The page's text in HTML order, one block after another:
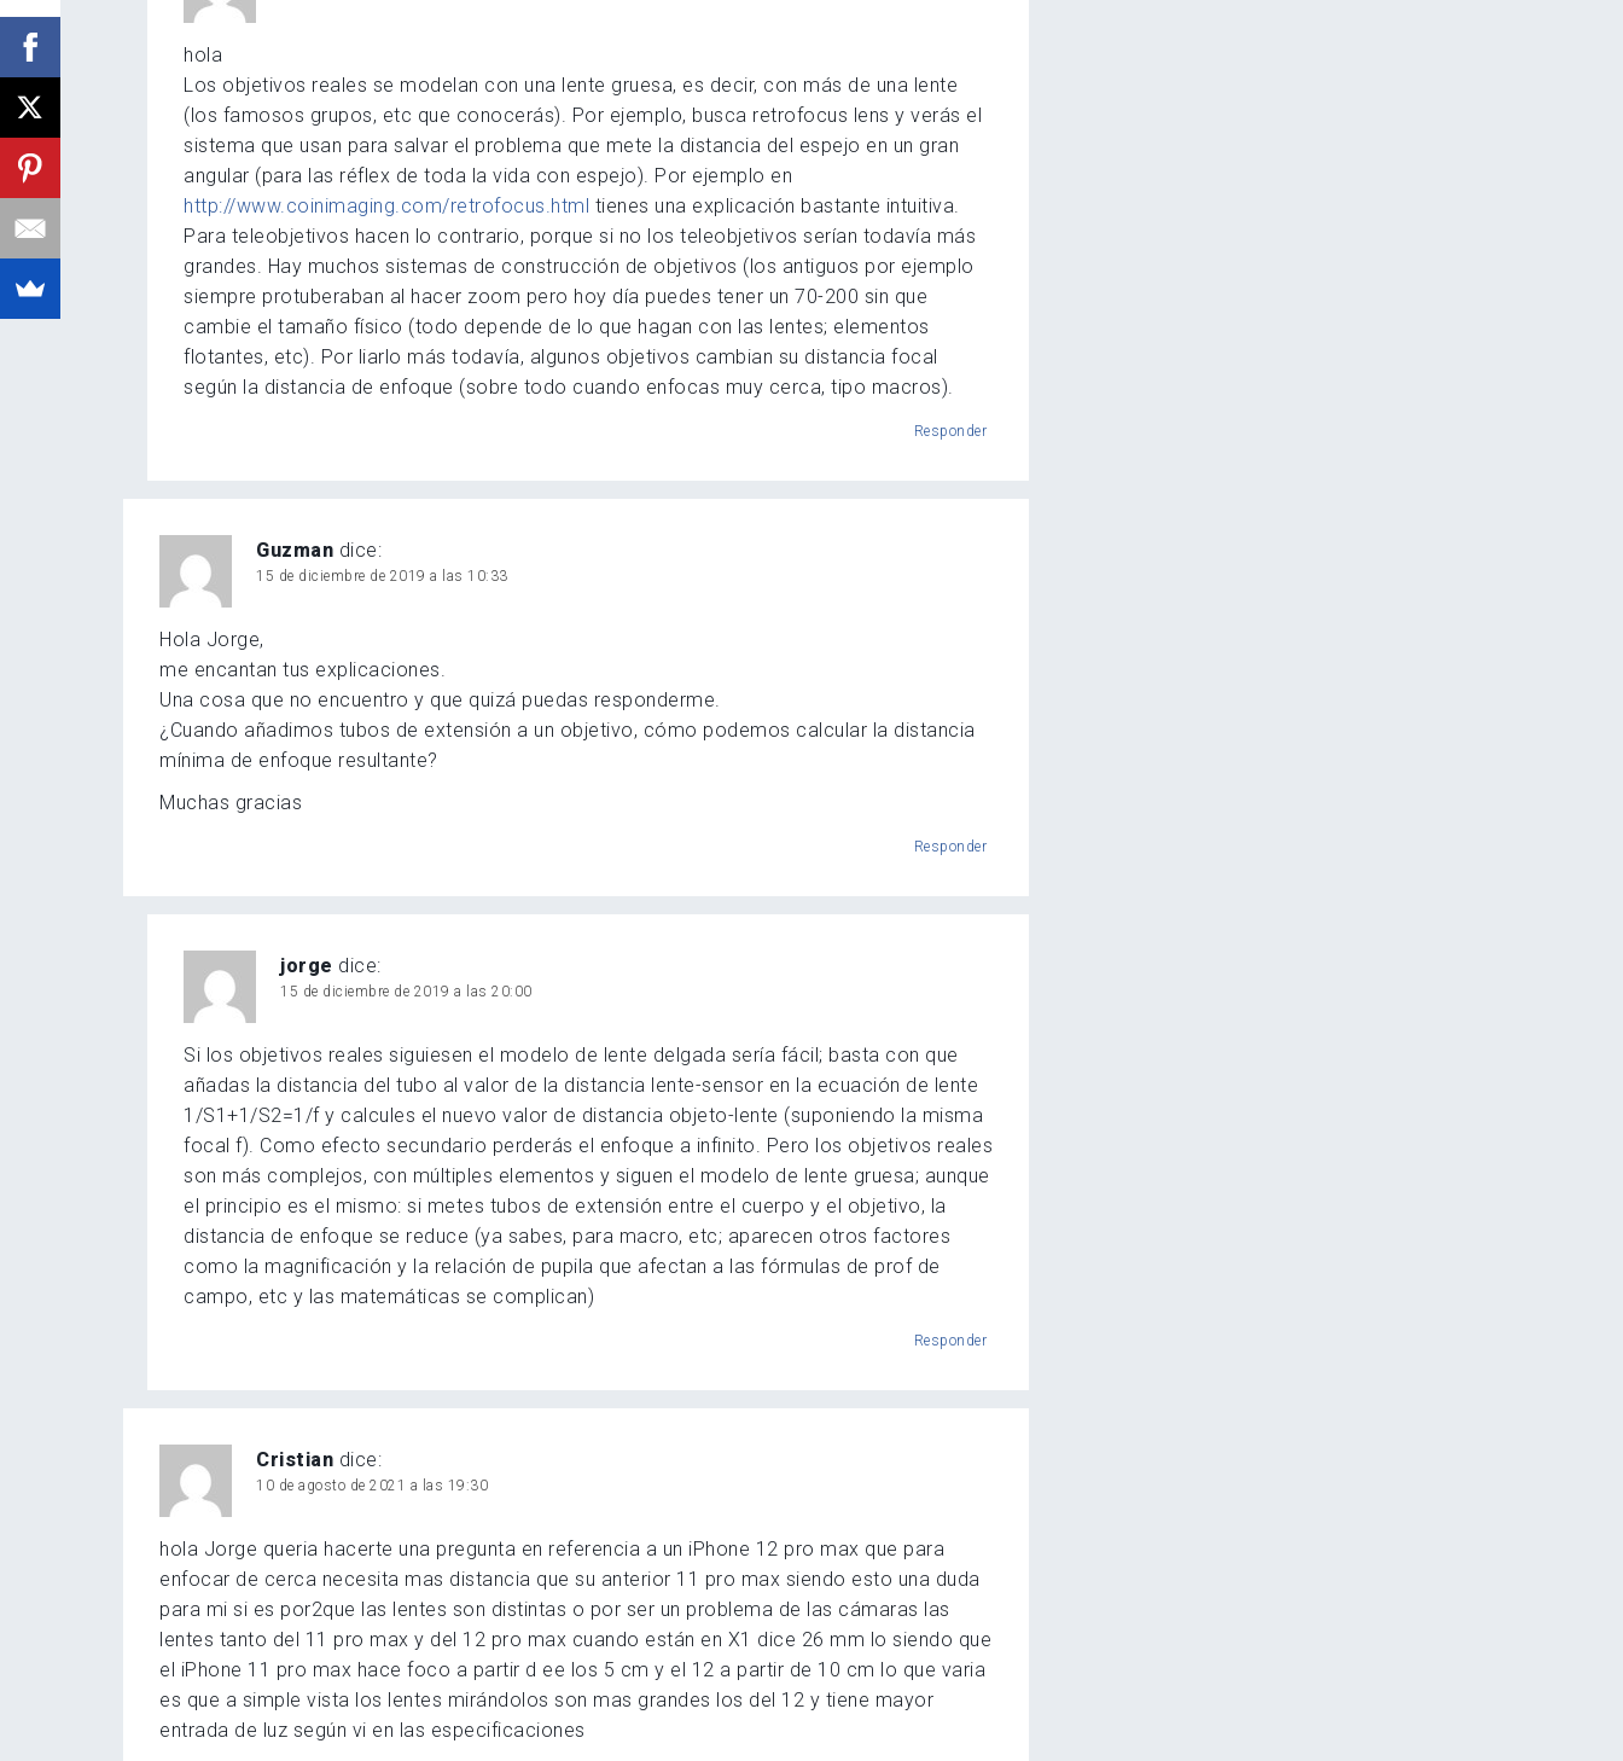
hola
Los objetivos reales se modelan con una lente gruesa, es decir, con más de una lente
(los famosos grupos, etc que conocerás). Por ejemplo, busca retrofocus lens y verás el
sistema que usan para salvar el problema que mete la distancia del espejo en un gran
angular (para las réflex de toda la vida con espejo). Por ejemplo en
http://www.coinimaging.com/retrofocus.html tienes una explicación bastante intuitiva.
Para teleobjetivos hacen lo contrario, porque si no los teleobjetivos serían todavía más
grandes. Hay muchos sistemas de construcción de objetivos (los antiguos por ejemplo
siempre protuberaban al hacer zoom pero hoy día puedes tener un 70-200 sin que
cambie el tamaño físico (todo depende de lo que hagan con las lentes; elementos
flotantes, etc). Por liarlo más todavía, algunos objetivos cambian su distancia focal
según la distancia de enfoque (sobre todo cuando enfocas muy cerca, tipo macros).
Responder
Guzman dice:
15 de diciembre de 2019 a las 10:33
Hola Jorge,
me encantan tus explicaciones.
Una cosa que no encuentro y que quizá puedas responderme.
¿Cuando añadimos tubos de extensión a un objetivo, cómo podemos calcular la distancia
mínima de enfoque resultante?
Muchas gracias
Responder
jorge dice:
15 de diciembre de 2019 a las 20:00
Si los objetivos reales siguiesen el modelo de lente delgada sería fácil; basta con que
añadas la distancia del tubo al valor de la distancia lente-sensor en la ecuación de lente
1/S1+1/S2=1/f y calcules el nuevo valor de distancia objeto-lente (suponiendo la misma
focal f). Como efecto secundario perderás el enfoque a infinito. Pero los objetivos reales
son más complejos, con múltiples elementos y siguen el modelo de lente gruesa; aunque
el principio es el mismo: si metes tubos de extensión entre el cuerpo y el objetivo, la
distancia de enfoque se reduce (ya sabes, para macro, etc; aparecen otros factores
como la magnificación y la relación de pupila que afectan a las fórmulas de prof de
campo, etc y las matemáticas se complican)
Responder
Cristian dice:
10 de agosto de 2021 a las 19:30
hola Jorge queria hacerte una pregunta en referencia a un iPhone 12 pro max que para
enfocar de cerca necesita mas distancia que su anterior 11 pro max siendo esto una duda
para mi si es por2que las lentes son distintas o por ser un problema de las cámaras las
lentes tanto del 11 pro max y del 12 pro max cuando están en X1 dice 26 mm lo siendo que
el iPhone 11 pro max hace foco a partir d ee los 5 cm y el 12 a partir de 10 cm lo que varia
es que a simple vista los lentes mirándolos son mas grandes los del 12 y tiene mayor
entrada de luz según vi en las especificaciones